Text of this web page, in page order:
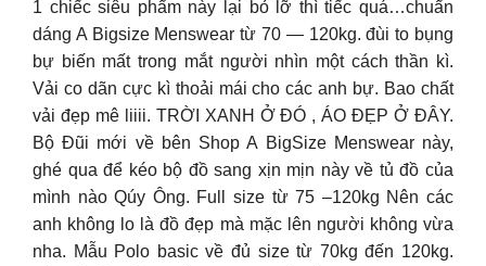
1 chiếc siêu phẩm này lại bỏ lỡ thì tiếc quá…chuẩn
dáng A Bigsize Menswear từ 70 — 120kg. đùi to bụng
bự biến mất trong mắt người nhìn một cách thần kì.
Vải co dãn cực kì thoải mái cho các anh bự. Bao chất
vải đẹp mê liiii. TRỜI XANH Ở ĐÓ , ÁO ĐẸP Ở ĐÂY.
Bộ Đũi mới về bên Shop A BigSize Menswear này,
ghé qua để kéo bộ đồ sang xịn mịn này về tủ đồ của
mình nào Qúy Ông. Full size từ 75 –120kg Nên các
anh không lo là đồ đẹp mà mặc lên người không vừa
nha. Mẫu Polo basic về đủ size từ 70kg đến 120kg.